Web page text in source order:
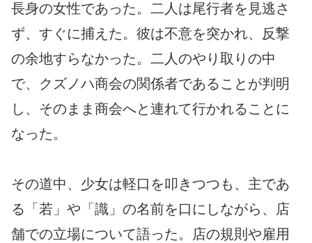
長身の女性であった。二人は尾行者を見逃さ
ず、すぐに捕えた。彼は不意を突かれ、反撃
の余地すらなかった。二人のやり取りの中
で、クズノハ商会の関係者であることが判明
し、そのまま商会へと連れて行かれることに
なった。
その道中、少女は軽口を叩きつつも、主であ
る「若」や「識」の名前を口にしながら、店
舗での立場について語った。店の規則や雇用